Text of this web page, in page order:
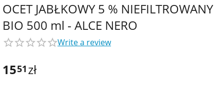
OCET JABŁKOWY 5 % NIEFILTROWANY
BIO 500 ml - ALCE NERO
Write a review
1551 zł